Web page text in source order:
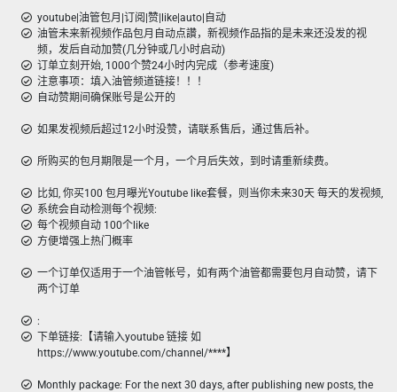
youtube|油管包月|订阅|赞|like|auto|自动
油管未来新视频作品包月自动点讚，新视频作品指的是未来还没发的视
频，发后自动加赞(几分钟或几小时启动)
订单立刻开始, 1000个赞24小时内完成（参考速度)
注意事项：填入油管频道链接！！！
自动赞期间确保账号是公开的
如果发视频后超过12小时没赞，请联系售后，通过售后补。
所购买的包月期限是一个月，一个月后失效，到时请重新续费。
比如, 你买100 包月曝光Youtube like套餐，则当你未来30天 每天的发视频,
系统会自动检测每个视频:
每个视频自动 100个like
方便增强上热门概率
一个订单仅适用于一个油管帐号，如有两个油管都需要包月自动赞，请下
两个订单
:
下单链接:【请输入youtube 链接 如
https://www.youtube.com/channel/****】
Monthly package: For the next 30 days, after publishing new posts, the